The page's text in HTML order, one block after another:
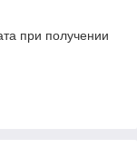
при получении